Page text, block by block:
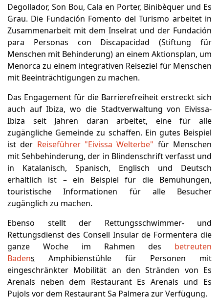
Degollador, Son Bou, Cala en Porter, Binibèquer und Es
Grau. Die Fundación Fomento del Turismo arbeitet in
Zusammenarbeit mit dem Inselrat und der Fundación
para Personas con Discapacidad (Stiftung für
Menschen mit Behinderung) an einem Aktionsplan, um
Menorca zu einem integrativen Reiseziel für Menschen
mit Beeinträchtigungen zu machen.
Das Engagement für die Barrierefreiheit erstreckt sich
auch auf Ibiza, wo die Stadtverwaltung von Eivissa-
Ibiza seit Jahren daran arbeitet, eine für alle
zugängliche Gemeinde zu schaffen. Ein gutes Beispiel
ist der Reiseführer "Eivissa Welterbe" für Menschen
mit Sehbehinderung, der in Blindenschrift verfasst und
in Katalanisch, Spanisch, Englisch und Deutsch
erhältlich ist – ein Beispiel für die Bemühungen,
touristische Informationen für alle Besucher
zugänglich zu machen.
Ebenso stellt der Rettungsschwimmer- und
Rettungsdienst des Consell Insular de Formentera die
ganze Woche im Rahmen des betreuten
Badens Amphibienstühle für Personen mit
eingeschränkter Mobilität an den Stränden von Es
Arenals neben dem Restaurant Es Arenals und Es
Pujols vor dem Restaurant Sa Palmera zur Verfügung.